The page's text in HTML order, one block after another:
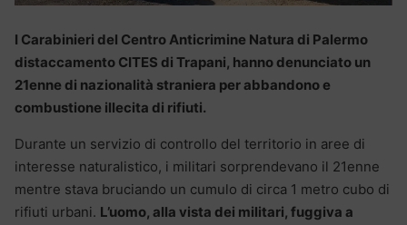
I Carabinieri del Centro Anticrimine Natura di Palermo
distaccamento CITES di Trapani, hanno denunciato un
21enne di nazionalità straniera per abbandono e
combustione illecita di rifiuti.
Durante un servizio di controllo del territorio in aree di
interesse naturalistico, i militari sorprendevano il 21enne
mentre stava bruciando un cumulo di circa 1 metro cubo di
rifiuti urbani. L’uomo, alla vista dei militari, fuggiva a